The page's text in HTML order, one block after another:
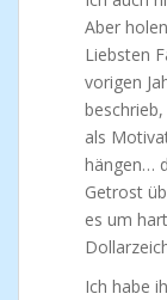
Aber
Liebsten
vorigen
als
hängen…
Getrost
es um
Ich habe